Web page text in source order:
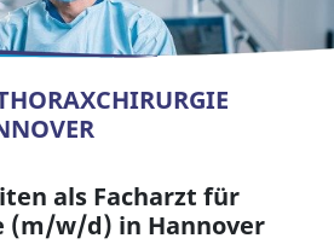
als Facharzt für
(m/w/d) in Hannover